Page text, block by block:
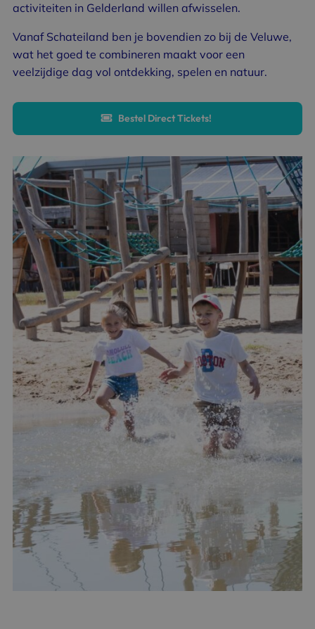
activiteiten in Gelderland willen afwisselen.
Vanaf Schateiland ben je bovendien zo bij de Veluwe,
wat het goed te combineren maakt voor een
veelzijdige dag vol ontdekking, spelen en natuur.
Bestel Direct Tickets!